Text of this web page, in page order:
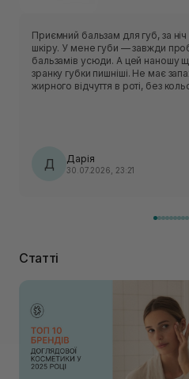
Приємний бальзам для губ, за
шкіру. У мене губи — завжди
бальзамів усюди. А цей наношу
зранку губки пишніші. Не має запаху, неприємного хімозного
жирного відчуття в роті, без
взимку цей бальзам має бути
не маленька, а розхід у нього
надовго. Плюс інколи наношу його
Д Дарія
30.07.2026, 23:21
Статті